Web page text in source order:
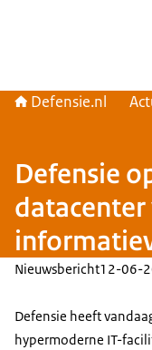
Defensie.nl
Defensie
Nieuwsbericht12-06-
Defensie heeft
hypermoderne IT-